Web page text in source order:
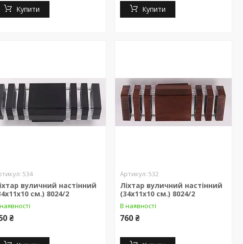
Купити Купити
534
вуличний настінний
см.) 8024/2
₴
532
Ліхтар вуличний настінний
(34х11х10 см.) 8024/2
В наявності
760 ₴